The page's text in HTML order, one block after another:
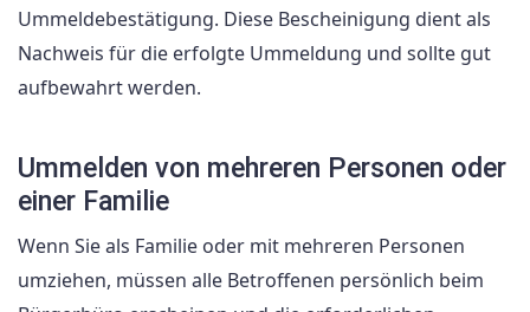
Ummeldebestätigung. Diese Bescheinigung dient als
Nachweis für die erfolgte Ummeldung und sollte gut
aufbewahrt werden.
Ummelden von mehreren Personen oder
einer Familie
Wenn Sie als Familie oder mit mehreren Personen
umziehen, müssen alle Betroffenen persönlich beim